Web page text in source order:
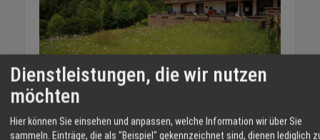
05.01.2026
Dienstleistungen, die wir nutzen
möchten
Hier können Sie einsehen und anpassen, welche Information wir über Sie
sammeln. Einträge, die als "Beispiel" gekennzeichnet sind, dienen lediglich